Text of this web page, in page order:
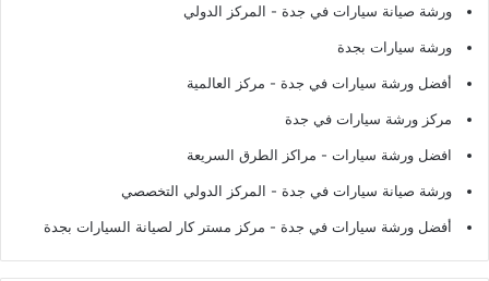
ورشة صيانة سيارات في جدة - المركز الدولي
ورشة سيارات بجدة
أفضل ورشة سيارات في جدة - مركز العالمية
مركز ورشة سيارات في جدة
افضل ورشة سيارات - مراكز الطرق السريعة
ورشة صيانة سيارات في جدة - المركز الدولي التخصصي
أفضل ورشة سيارات في جدة - مركز مستر كار لصيانة السيارات بجدة